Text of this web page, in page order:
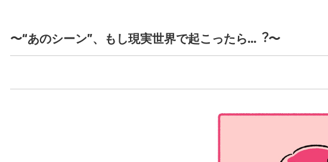
〜“あのシーン”、もし現実世界で起こったら...︖〜